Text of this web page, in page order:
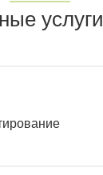
услуги